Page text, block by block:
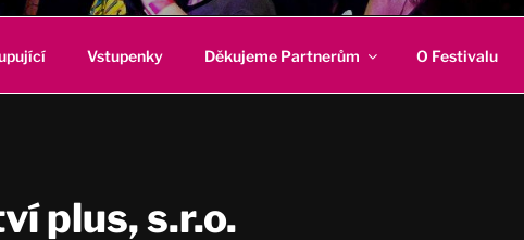
Vstupenky Děkujeme Partnerům O Festivalu
plus, s.r.o.